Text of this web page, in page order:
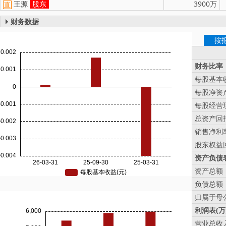
直 王源 股东
3900万
财务数据
按
财务比率
每股基本
每股净资
每股经营
总资产回
销售净利
股东权益
资产负债
资产总额
负债总额
归属于母
利润表(
营业总收